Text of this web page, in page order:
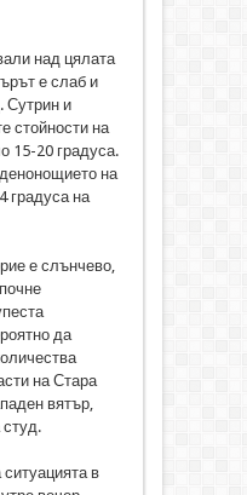
над цялата
е слаб и
Сутрин и
стойности на
15-20 градуса.
на
градуса на
е слънчево,
да
на Стара
вятър,
в